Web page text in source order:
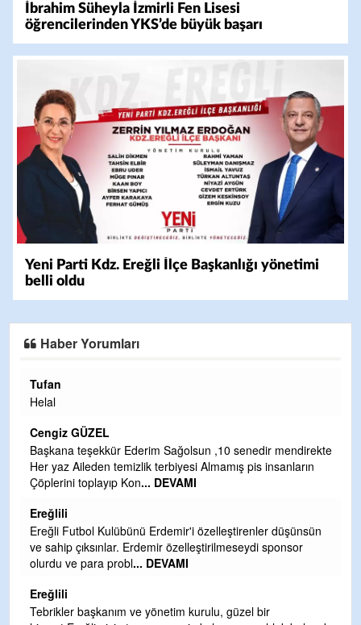
İbrahim Süheyla İzmirli Fen Lisesi
öğrencilerinden YKS’de büyük başarı
Yeni Parti Kdz. Ereğli İlçe Başkanlığı yönetimi
belli oldu
Haber Yorumları
Halil Aydın
Çırak ustasından öğrenir kısmet bağlamayı... Ben İbrahim
CEVDET YILMAZ
GULDERE DERE ÇALIŞMALARI, SEKIZ YIL ÖNCE ALKAYA
TARAFINDAN BAŞLATILDI, ETRASFINDA YERLEŞİM YERI
DEVAMI
Şaban yavuz
Mekanı cennet olsun kederli ailesine Rabbim Sabri Celil
Sebahattin özarslan